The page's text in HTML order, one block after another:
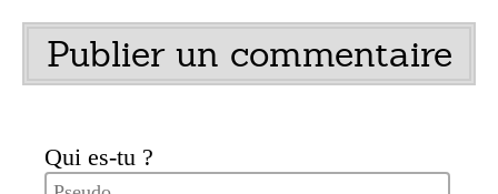
Publier un commentaire
Qui es-tu ?